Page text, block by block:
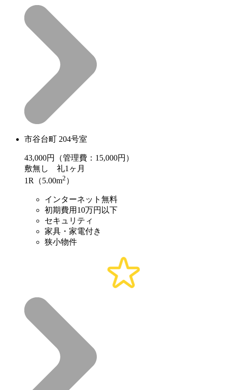
市谷台町 204号室
43,000円（管理費：15,000円）
敷無し 礼1ヶ月
1R（5.00m2 ）
インターネット無料
初期費用10万円以下
セキュリティ
家具・家電付き
狭小物件